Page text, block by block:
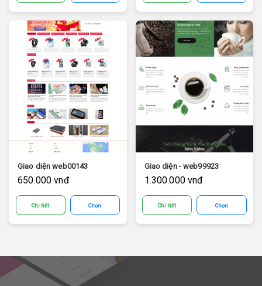
Giao diện web00143
650.000 vnđ
Chi tiết Chọn
Giao diện - web99923
1.300.000 vnđ
Chi tiết Chọn